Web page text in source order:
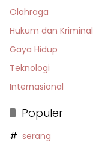
Olahraga
Hukum dan Kriminal
Gaya Hidup
Teknologi
Internasional
Populer
serang